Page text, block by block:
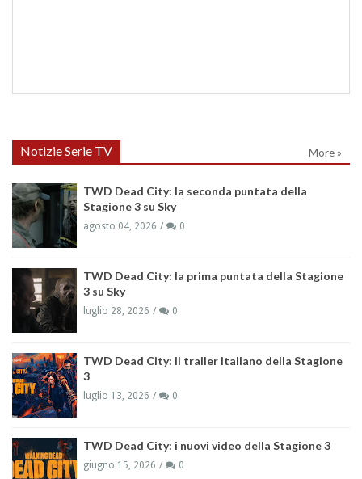
Notizie Serie TV More »
TWD Dead City: la seconda puntata della
Stagione 3 su Sky
agosto 04, 2026 0
TWD Dead City: la prima puntata della Stagione
3 su Sky
luglio 28, 2026 0
TWD Dead City: il trailer italiano della Stagione
3
luglio 13, 2026 0
TWD Dead City: i nuovi video della Stagione 3
giugno 15, 2026 0